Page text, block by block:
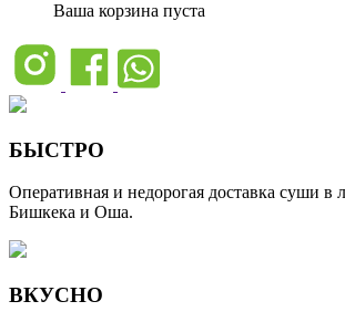
Ваша корзина пуста
БЫСТРО
Оперативная и недорогая доставка суши в
Бишкека и Оша.
ВКУСНО